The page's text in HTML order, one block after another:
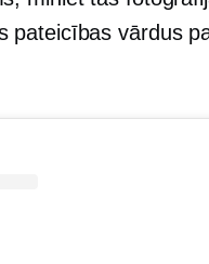
pateicības vārdus